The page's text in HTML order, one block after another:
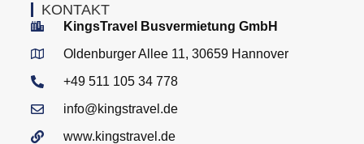
KONTAKT
KingsTravel Busvermietung GmbH
Oldenburger Allee 11, 30659 Hannover
+49 511 105 34 778
info@kingstravel.de
www.kingstravel.de